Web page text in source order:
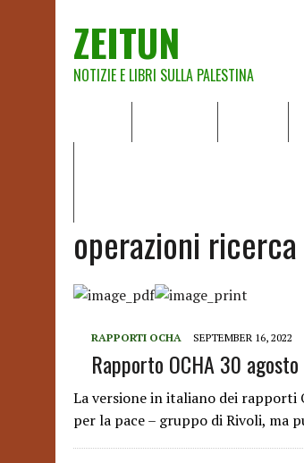
ZEITUN
NOTIZIE E LIBRI SULLA PALESTINA
operazioni
RAPPORTI OCHA SEPTEMBER 16, 2022
Rapporto OCHA 30
La versione in italiano dei rapporti
per la pace – gruppo di Rivoli,